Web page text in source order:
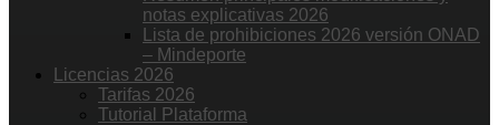
notas explicativas 2026
Lista de prohibiciones 2026 versión ONAD
– Mindeporte
Licencias 2026
Tarifas 2026
Tutorial Plataforma